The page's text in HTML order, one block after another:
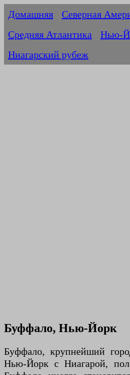
Домашняя Северная
Средняя Атлантика
Нью-
Ниагарский рубеж
Буффало, Нью-Йорк
Буффало, крупнейший
Нью-Йорк с Ниагарой,